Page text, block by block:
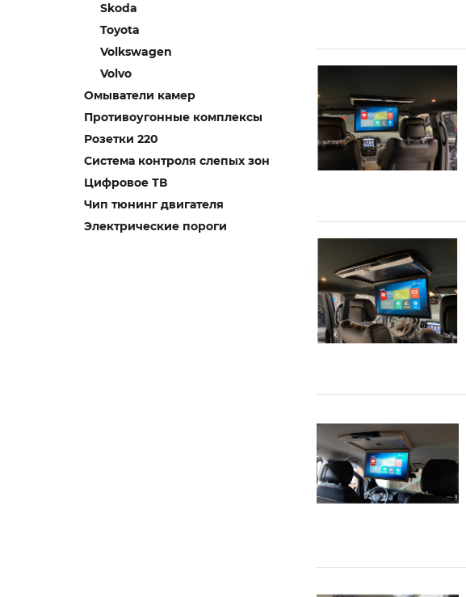
Skoda
Toyota
Volkswagen
Volvo
Омыватели камер
Противоугонные комплексы
Розетки 220
Система контроля слепых зон
Цифровое ТВ
Чип тюнинг двигателя
Электрические пороги